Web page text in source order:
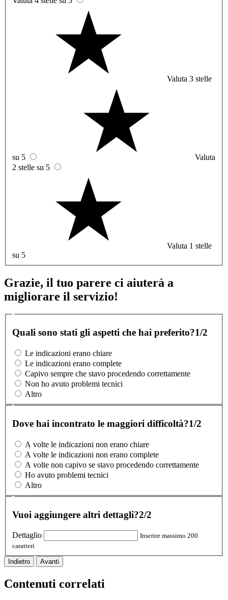
Valuta 3 stelle
su 5
Valuta
2 stelle su 5
Valuta 1 stelle
su 5
Grazie, il tuo parere ci aiuterà a
migliorare il servizio!
Quali sono stati gli aspetti che hai preferito?1/2
Le indicazioni erano chiare
Le indicazioni erano complete
Capivo sempre che stavo procedendo correttamente
Non ho avuto problemi tecnici
Altro
Dove hai incontrato le maggiori difficoltà?1/2
A volte le indicazioni non erano chiare
A volte le indicazioni non erano complete
A volte non capivo se stavo procedendo correttamente
Ho avuto problemi tecnici
Altro
Vuoi aggiungere altri dettagli?2/2
Dettaglio
Inserire massimo 200
caratteri
Indietro Avanti
Contenuti correlati